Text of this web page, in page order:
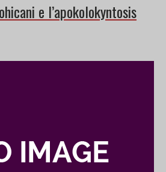
e l’apokolokyntosis